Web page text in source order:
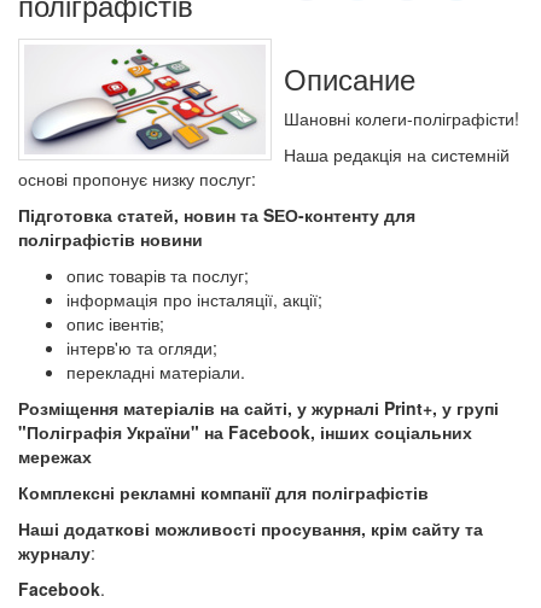
Описание
Шановні колеги-поліграфісти!
Наша редакція на системній
основі пропонує низку послуг:
Підготовка статей, новин та SЕО-контенту для
поліграфістів новини
опис товарів та послуг;
інформація про інсталяції, акції;
опис івентів;
інтерв'ю та огляди;
перекладні матеріали.
Розміщення матеріалів на сайті, у журналі Print+, у групі
"Поліграфія України" на Facebook, інших соціальних
мережах
Комплексні рекламні компанії для поліграфістів
Наші додаткові можливості просування, крім сайту та
журналу:
Facebook.